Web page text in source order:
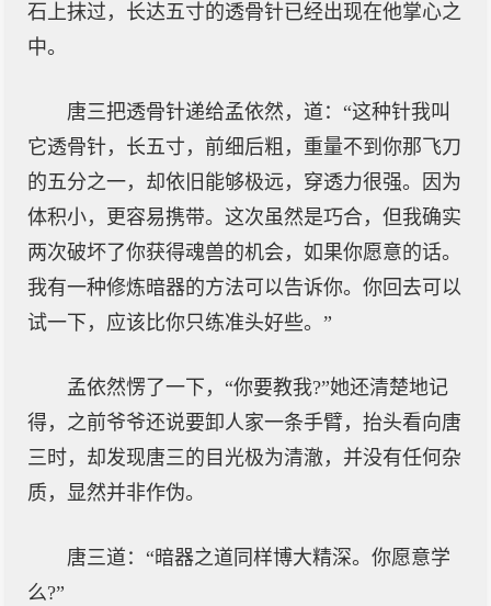
石上抹过，长达五寸的透骨针已经出现在他掌心之
中。
唐三把透骨针递给孟依然，道：“这种针我叫
它透骨针，长五寸，前细后粗，重量不到你那飞刀
的五分之一，却依旧能够极远，穿透力很强。因为
体积小，更容易携带。这次虽然是巧合，但我确实
两次破坏了你获得魂兽的机会，如果你愿意的话。
我有一种修炼暗器的方法可以告诉你。你回去可以
试一下，应该比你只练准头好些。”
孟依然愣了一下，“你要教我?”她还清楚地记
得，之前爷爷还说要卸人家一条手臂，抬头看向唐
三时，却发现唐三的目光极为清澈，并没有任何杂
质，显然并非作伪。
唐三道：“暗器之道同样博大精深。你愿意学
么?”